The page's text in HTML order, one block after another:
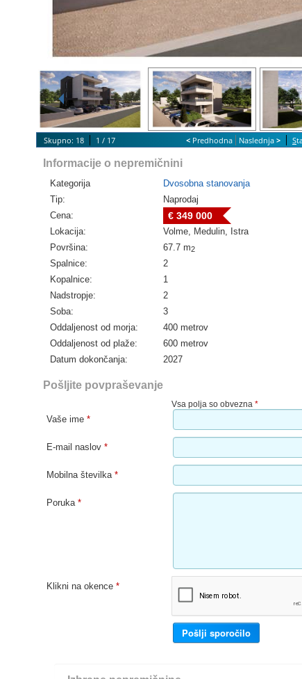
Skupno: 18 1 / 17 < Predhodna Naslednja > S
Informacije o nepremičnini
Kategorija
Dvosobna stanovanja
Tip:
Naprodaj
Cena:
€ 349 000
Lokacija:
Volme, Medulin, Istra
Površina:
67.7 m2
Spalnice:
2
Kopalnice:
1
Nadstropje:
2
Soba:
3
Oddaljenost od morja:
400 metrov
Oddaljenost od plaže:
600 metrov
Datum dokončanja:
2027
Pošljite povpraševanje
Vsa polja so obvezna *
Vaše ime *
E-mail naslov *
Mobilna številka *
Poruka *
Klikni na okence *